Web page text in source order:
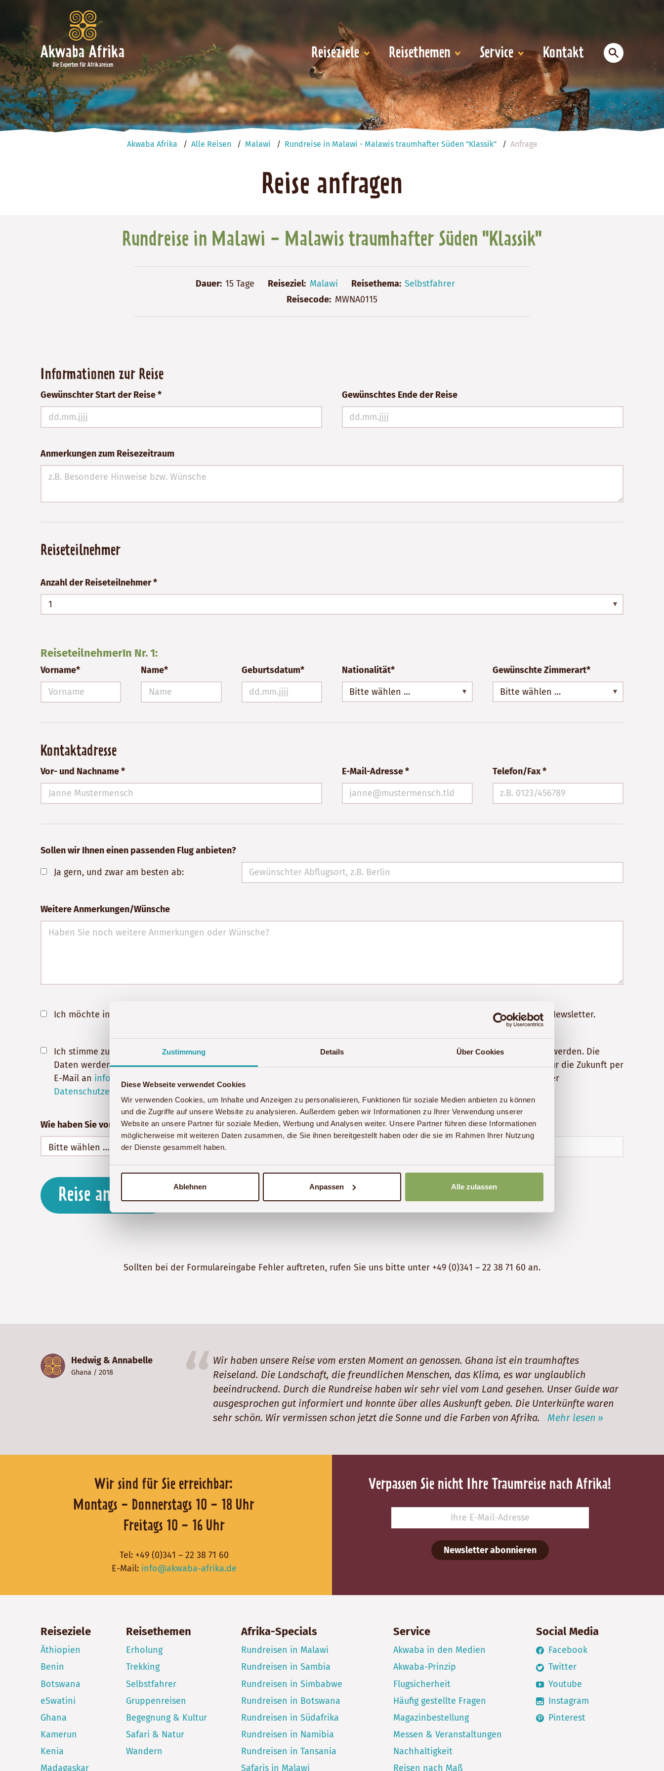
Zustimmung Details Über Cookies
Diese Webseite verwendet Cookies
Wir verwenden Cookies, um Inhalte und Anzeigen zu personalisieren, Funktionen für soziale Medien anbieten zu können
und die Zugriffe auf unsere Website zu analysieren. Außerdem geben wir Informationen zu Ihrer Verwendung unserer
Website an unsere Partner für soziale Medien, Werbung und Analysen weiter. Unsere Partner führen diese Informationen
möglicherweise mit weiteren Daten zusammen, die Sie ihnen bereitgestellt haben oder die sie im Rahmen Ihrer Nutzung
der Dienste gesammelt haben.
Ablehnen Anpassen Alle zulassen
Akwaba Afrika
Die Experten für Afrikareisen
Reiseziele Reisethemen Service Kontakt
Akwaba Afrika Alle Reisen Malawi Rundreise in Malawi - Malawis traumhafter Süden "Klassik" Anfrage
Reise anfragen
Rundreise in Malawi - Malawis traumhafter Süden "Klassik"
Dauer 15 Tage Reiseziel Malawi Reisethema Selbstfahrer
Reisecode MWNA0115
Bitte
ausfüllen!
Informationen zur Reise
Gewünschter Start der Reise * Gewünschtes Ende der Reise
Anmerkungen zum Reisezeitraum
Reiseteilnehmer
Anzahl der Reiseteilnehmer *
1
ReiseteilnehmerIn Nr. 1:
Vorname* Name* Geburtsdatum*
Nationalität*
Bitte wählen …
Gewünschte Zimmerart*
Bitte wählen …
Kontaktadresse
Vor- und Nachname * E-Mail-Adresse * Telefon/Fax *
Sollen wir Ihnen einen passenden Flug anbieten?
Ja gern, und zwar am besten ab:
Weitere Anmerkungen/Wünsche
Ich möchte in Zukunft über aktuelle Angebote und neue Reisen von Akwaba Afrika informiert werden und abonniere den Newsletter.
Ich stimme zu, dass meine Angaben aus dem Kontaktformular zur Beantwortung meiner Anfrage erhoben und verarbeitet werden. Die
Daten werden nach abgeschlossener Bearbeitung Ihrer Anfrage gelöscht. Hinweis: Sie können Ihre Einwilligung jederzeit für die Zukunft per
E-Mail an info@akwaba-afrika.de
widerrufen. Detaillierte Informationen zum Umgang mit Nutzerdaten finden Sie in unserer
Datenschutzerklärung
Wie haben Sie von Akwaba Afrika erfahren?
Reise anfragen
Sollten bei der Formulareingabe Fehler auftreten, rufen Sie uns bitte unter +49 (0)341 – 22 38 71 60 an.
Hedwig & Annabelle
Ghana / 2018
Wir haben unsere Reise vom ersten Moment an genossen. Ghana ist ein traumhaftes
Reiseland. Die Landschaft, die freundlichen Menschen, das Klima, es war unglaublich
beeindruckend. Durch die Rundreise haben wir sehr viel vom Land gesehen. Unser Guide war
ausgesprochen gut informiert und konnte über alles Auskunft geben. Die Unterkünfte waren
sehr schön. Wir vermissen schon jetzt die Sonne und die Farben von Afrika. Mehr lesen »
Wir sind für Sie erreichbar:
Montags - Donnerstags 10 - 18 Uhr
Freitags 10 - 16 Uhr
Tel: +49 (0)341 – 22 38 71 60
E-Mail: info@akwaba-afrika.de
Verpassen Sie nicht Ihre Traumreise nach Afrika!
Newsletter abonnieren
Reiseziele
Äthiopien
Benin
Botswana
eSwatini
Ghana
Kamerun
Kenia
Madagaskar
Reisethemen
Erholung
Trekking
Selbstfahrer
Gruppenreisen
Begegnung & Kultur
Safari & Natur
Wandern
Afrika-Specials
Rundreisen in Malawi
Rundreisen in Sambia
Rundreisen in Simbabwe
Rundreisen in Botswana
Rundreisen in Südafrika
Rundreisen in Namibia
Rundreisen in Tansania
Safaris in Malawi
Service
Akwaba in den Medien
Akwaba-Prinzip
Flugsicherheit
Häufig gestellte Fragen
Magazinbestellung
Messen & Veranstaltungen
Nachhaltigkeit
Reisen nach Maß
Social Media
Facebook
Twitter
Youtube
Instagram
Pinterest